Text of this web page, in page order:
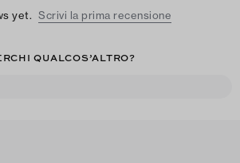
yet. Scrivi la prima recensione
QUALCOS’ALTRO?